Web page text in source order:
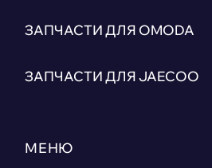
ЗАПЧАСТИ ДЛЯ OMODA
ЗАПЧАСТИ ДЛЯ JAECOO
МЕНЮ